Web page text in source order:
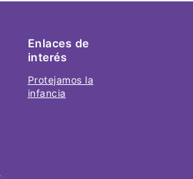
Enlaces de
interés
Protejamos la
infancia